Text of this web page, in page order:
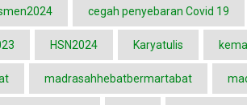
cegah penyebaran Covid 19
HSN2024 Karyatulis
madrasahhebatbermartabat